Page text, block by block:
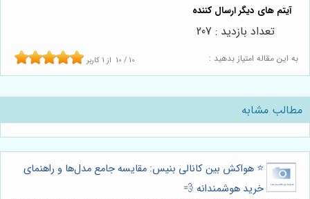
به این مقاله امتیاز بدهید : 10 / 10 از 1 کاربر
تعداد بازدید : 207
مطالب مشابه
⭐️ هواکش بین کانالی بنیس: مقایسه جامع مدل‌ها و راهنمای
خرید هوشمندانه 💨